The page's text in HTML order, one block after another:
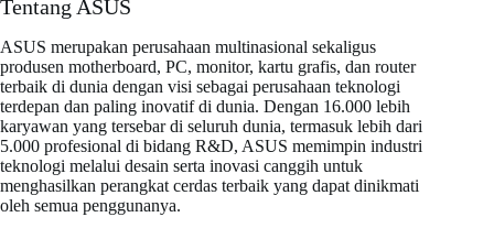
Tentang ASUS
ASUS merupakan perusahaan multinasional sekaligus
produsen motherboard, PC, monitor, kartu grafis, dan router
terbaik di dunia dengan visi sebagai perusahaan teknologi
terdepan dan paling inovatif di dunia. Dengan 16.000 lebih
karyawan yang tersebar di seluruh dunia, termasuk lebih dari
5.000 profesional di bidang R&D, ASUS memimpin industri
teknologi melalui desain serta inovasi canggih untuk
menghasilkan perangkat cerdas terbaik yang dapat dinikmati
oleh semua penggunanya.